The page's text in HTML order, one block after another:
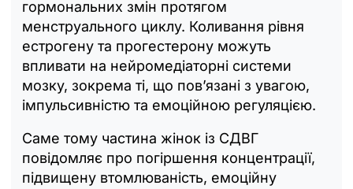
гормональних змін протягом
менструального циклу. Коливання рівня
естрогену та прогестерону можуть
впливати на нейромедіаторні системи
мозку, зокрема ті, що пов’язані з увагою,
імпульсивністю та емоційною регуляцією.
Саме тому частина жінок із СДВГ
повідомляє про погіршення концентрації,
підвищену втомлюваність, емоційну